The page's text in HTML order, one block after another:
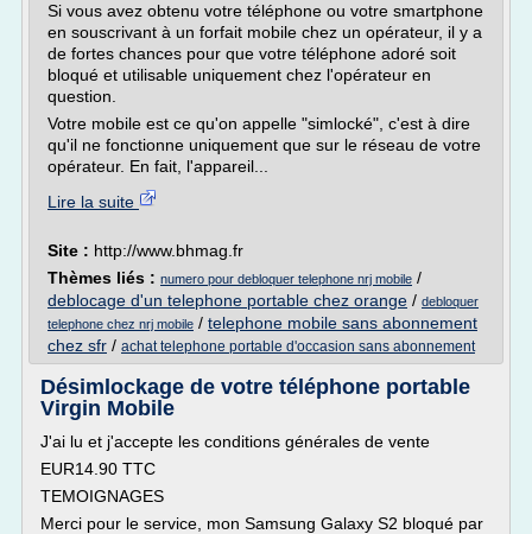
Si vous avez obtenu votre téléphone ou votre smartphone
en souscrivant à un forfait mobile chez un opérateur, il y a
de fortes chances pour que votre téléphone adoré soit
bloqué et utilisable uniquement chez l'opérateur en
question.
Votre mobile est ce qu'on appelle "simlocké", c'est à dire
qu'il ne fonctionne uniquement que sur le réseau de votre
opérateur. En fait, l'appareil...
Lire la suite
Site : http://www.bhmag.fr
Thèmes liés : numero pour debloquer telephone nrj mobile /
deblocage d'un telephone portable chez orange / debloquer
telephone chez nrj mobile / telephone mobile sans abonnement
chez sfr / achat telephone portable d'occasion sans abonnement
Désimlockage de votre téléphone portable
Virgin Mobile
J'ai lu et j'accepte les conditions générales de vente
EUR14.90 TTC
TEMOIGNAGES
Merci pour le service, mon Samsung Galaxy S2 bloqué par